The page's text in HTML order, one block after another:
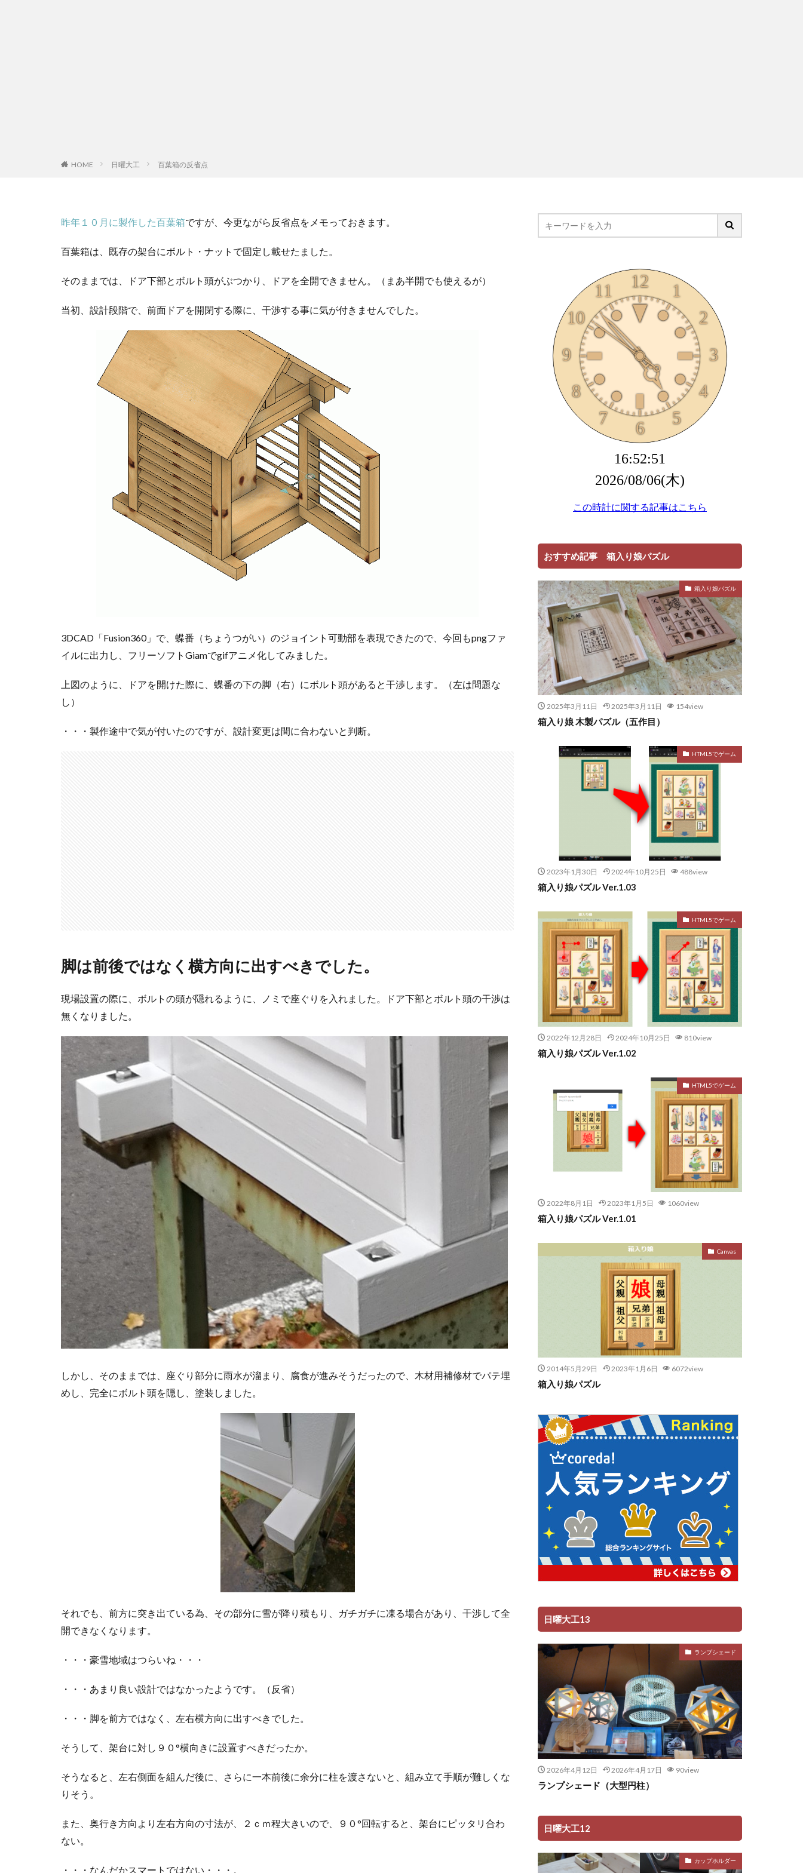
HOME 日曜大工 百葉箱の反省点
昨年１０月に製作した百葉箱ですが、今更ながら反省点をメモっておきます。
百葉箱は、既存の架台にボルト・ナットで固定し載せたました。
そのままでは、ドア下部とボルト頭がぶつかり、ドアを全開できません。（まあ半開でも使えるが）
当初、設計段階で、前面ドアを開閉する際に、干渉する事に気が付きませんでした。
3DCAD「Fusion360」で、蝶番（ちょうつがい）のジョイント可動部を表現できたので、今回もpngファ
イルに出力し、フリーソフトGiamでgifアニメ化してみました。
上図のように、ドアを開けた際に、蝶番の下の脚（右）にボルト頭があると干渉します。（左は問題な
し）
・・・製作途中で気が付いたのですが、設計変更は間に合わないと判断。
脚は前後ではなく横方向に出すべきでした。
現場設置の際に、ボルトの頭が隠れるように、ノミで座ぐりを入れました。ドア下部とボルト頭の干渉は
無くなりました。
しかし、そのままでは、座ぐり部分に雨水が溜まり、腐食が進みそうだったので、木材用補修材でパテ埋
めし、完全にボルト頭を隠し、塗装しました。
それでも、前方に突き出ている為、その部分に雪が降り積もり、ガチガチに凍る場合があり、干渉して全
開できなくなります。
・・・豪雪地域はつらいね・・・
・・・あまり良い設計ではなかったようです。（反省）
・・・脚を前方ではなく、左右横方向に出すべきでした。
そうして、架台に対し９０°横向きに設置すべきだったか。
そうなると、左右側面を組んだ後に、さらに一本前後に余分に柱を渡さないと、組み立て手順が難しくな
りそう。
また、奥行き方向より左右方向の寸法が、２ｃｍ程大きいので、９０°回転すると、架台にピッタリ合わ
ない。
・・・なんだかスマートではない・・・。
おすすめ記事 箱入り娘パズル
箱入り娘パズル
2025年3月11日 2025年3月11日 154view
箱入り娘 木製パズル（五作目）
HTML5でゲーム
2023年1月30日 2024年10月25日 488view
箱入り娘パズル Ver.1.03
HTML5でゲーム
2022年12月28日 2024年10月25日 810view
箱入り娘パズル Ver.1.02
HTML5でゲーム
2022年8月1日 2023年1月5日 1060view
箱入り娘パズル Ver.1.01
Canvas
2014年5月29日 2023年1月6日 6072view
箱入り娘パズル
日曜大工13
ランプシェード
2026年4月12日 2026年4月17日 90view
ランプシェード（大型円柱）
日曜大工12
カップホルダー